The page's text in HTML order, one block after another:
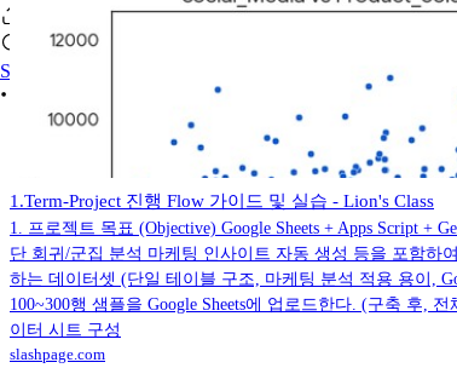
Se connecter
1.Term-Project 진행 Flow 가이드 및 실습 - Lion's Class
1. 프로젝트 목표 (Objective) Google Sheets + Apps Script
단 회귀/군집 분석 마케팅 인사이트 자동 생성 등을 포함하
하는 데이터셋 (단일 테이블 구조, 마케팅 분석 적용 용이,
100~300행 샘플을 Google Sheets에 업로드한다. (구축 후,
이터 시트 구성
slashpage.com